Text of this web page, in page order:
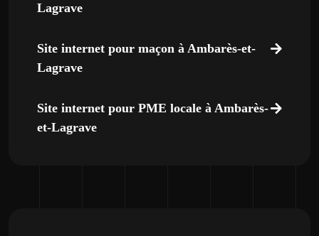
Lagrave
Site internet pour maçon à Ambarès-et-
Lagrave
Site internet pour PME locale à Ambarès-
et-Lagrave